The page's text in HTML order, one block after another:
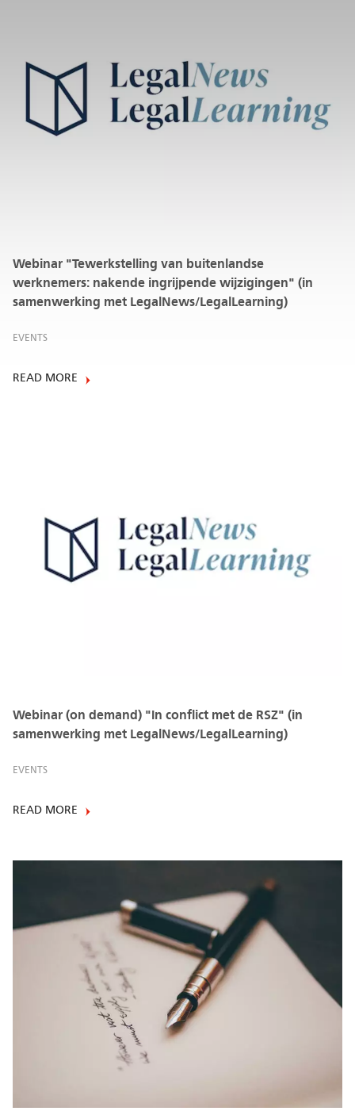
Webinar "Tewerkstelling van buitenlandse
werknemers: nakende ingrijpende wijzigingen" (in
samenwerking met LegalNews/LegalLearning)
EVENTS
READ MORE
Webinar (on demand) "In conflict met de RSZ" (in
samenwerking met LegalNews/LegalLearning)
EVENTS
READ MORE